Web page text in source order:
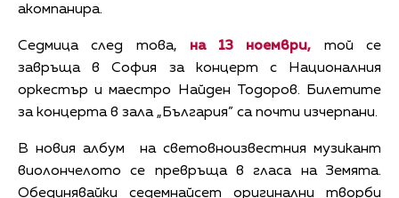
акомпанира.
Седмица след това, на 13 ноември, той се
завръща в София за концерт с Националния
оркестър и маестро Найден Тодоров. Билетите
за концерта в зала „България” са почти изчерпани.
В новия албум на световноизвестния музикант
виолончелото се превръща в гласа на Земята.
Обединявайки седемнайсет оригинални творби